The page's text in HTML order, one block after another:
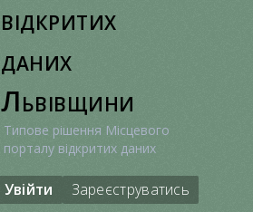
відкритих
даних
Львівщини
Типове рішення Місцевого
порталу відкритих даних
Увійти Зареєструватись